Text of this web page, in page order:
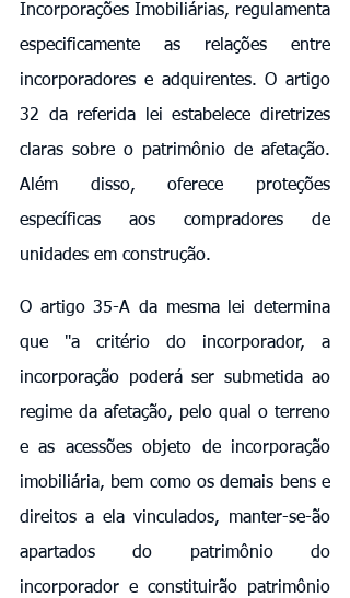
Incorporações Imobiliárias, regulamenta
especificamente as relações entre
incorporadores e adquirentes. O artigo
32 da referida lei estabelece diretrizes
claras sobre o patrimônio de afetação.
Além disso, oferece proteções
específicas aos compradores de
unidades em construção.
O artigo 35-A da mesma lei determina
que "a critério do incorporador, a
incorporação poderá ser submetida ao
regime da afetação, pelo qual o terreno
e as acessões objeto de incorporação
imobiliária, bem como os demais bens e
direitos a ela vinculados, manter-se-ão
apartados do patrimônio do
incorporador e constituirão patrimônio